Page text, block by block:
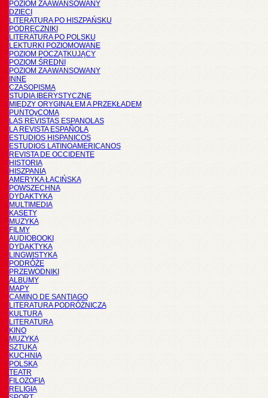
POZIOM ZAAWANSOWANY
DZIECI
LITERATURA PO HISZPAŃSKU
PODRĘCZNIKI
LITERATURA PO POLSKU
LEKTURKI POZIOMOWANE
POZIOM POCZĄTKUJĄCY
POZIOM ŚREDNI
POZIOM ZAAWANSOWANY
INNE
CZASOPISMA
STUDIA IBERYSTYCZNE
MIĘDZY ORYGINAŁEM A PRZEKŁADEM
PUNTOyCOMA
LAS REVISTAS ESPANOLAS
LA REVISTA ESPAÑOLA
ESTUDIOS HISPANICOS
ESTUDIOS LATINOAMERICANOS
REVISTA DE OCCIDENTE
HISTORIA
HISZPANIA
AMERYKA ŁACIŃSKA
POWSZECHNA
DYDAKTYKA
MULTIMEDIA
KASETY
MUZYKA
FILMY
AUDIOBOOKI
DYDAKTYKA
LINGWISTYKA
PODRÓŻE
PRZEWODNIKI
ALBUMY
MAPY
CAMINO DE SANTIAGO
LITERATURA PODRÓŻNICZA
KULTURA
LITERATURA
KINO
MUZYKA
SZTUKA
KUCHNIA
POLSKA
TEATR
FILOZOFIA
RELIGIA